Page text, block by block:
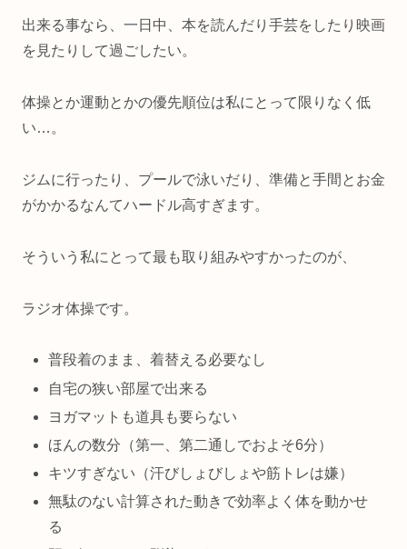
出来る事なら、一日中、本を読んだり手芸をしたり映画
を見たりして過ごしたい。
体操とか運動とかの優先順位は私にとって限りなく低
い…。
ジムに行ったり、プールで泳いだり、準備と手間とお金
がかかるなんてハードル高すぎます。
そういう私にとって最も取り組みやすかったのが、
ラジオ体操です。
普段着のまま、着替える必要なし
自宅の狭い部屋で出来る
ヨガマットも道具も要らない
ほんの数分（第一、第二通しでおよそ6分）
キツすぎない（汗びしょびしょや筋トレは嫌）
無駄のない計算された動きで効率よく体を動かせ
る